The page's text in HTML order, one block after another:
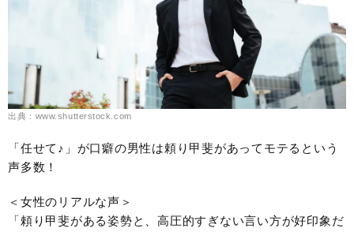
出典：www.shutterstock.com
「任せて♪」が口癖の男性は頼り甲斐があってモテるという
声多数！
＜女性のリアルな声＞
「頼り甲斐がある姿勢と、高圧的すぎない言い方が好印象だ